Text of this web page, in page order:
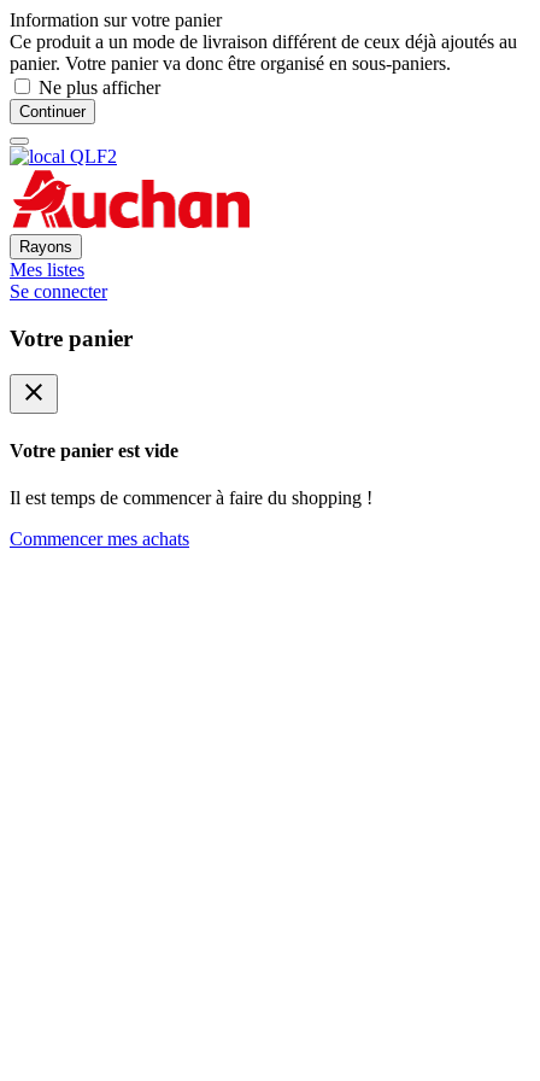
Information sur votre panier
Ce produit a un mode de livraison différent de ceux déjà ajoutés au
panier. Votre panier va donc être organisé en sous-paniers.
Ne plus afficher
Continuer
Rayons
Mes listes
Se connecter
Votre panier
close
Votre panier est vide
Il est temps de commencer à faire du shopping !
Commencer mes achats